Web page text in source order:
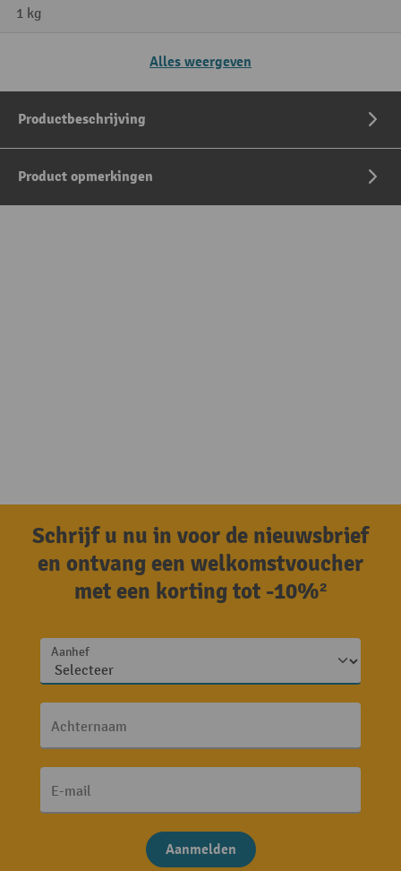
1 kg
Alles weergeven
Productbeschrijving
Product opmerkingen
Schrijf u nu in voor de nieuwsbrief
en ontvang een welkomstvoucher
met een korting tot -10%²
Aanhef
Achternaam
E-mail
Aanmelden